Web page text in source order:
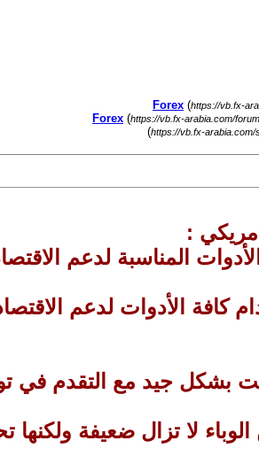
(https://vb.fx-
(https://vb.fx-arabia.com/
https://vb.fx-arabia.com/
)
:
كافة الأدوات لدعم